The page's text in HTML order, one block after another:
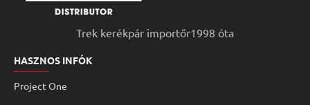
Trek kerékpár importőr1998 óta
HASZNOS INFÓK
Project One